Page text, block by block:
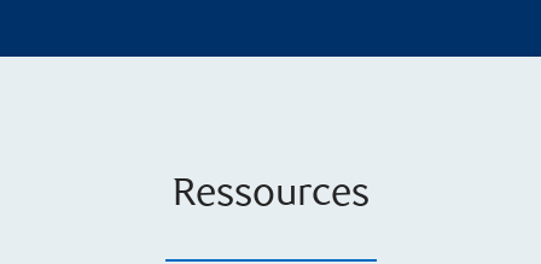
Ressources